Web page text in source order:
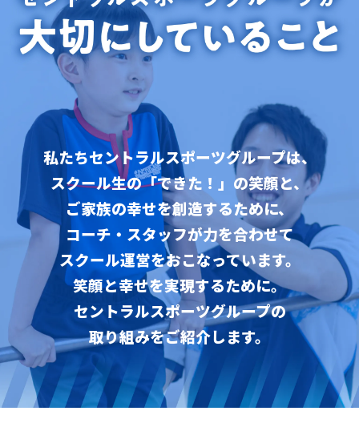
私たちセントラルスポーツグループは、
スクール生の「できた！」の笑顔と、
ご家族の幸せを創造するために、
コーチ・スタッフが力を合わせて
スクール運営をおこなっています。
笑顔と幸せを実現するために。
セントラルスポーツグループの
取り組みをご紹介します。